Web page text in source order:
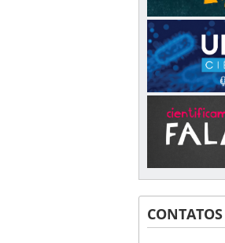
CONTATOS